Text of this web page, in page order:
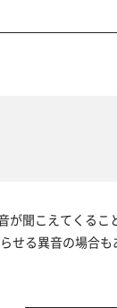
が聞こえてくる
せる異音の場合